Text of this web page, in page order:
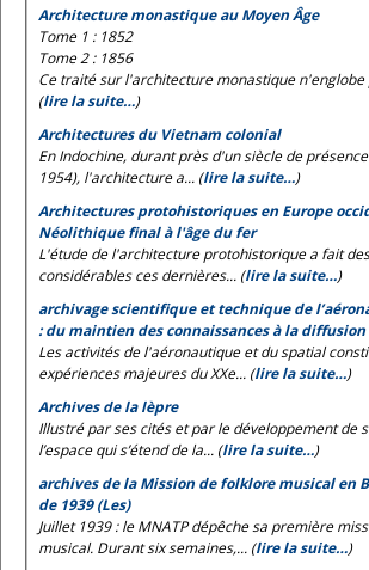
Architecture monastique au Moyen Âge
Tome 1 : 1852
Tome 2 : 1856
Ce traité sur l'architecture monastique n'englobe
(lire la suite…)
Architectures du Vietnam colonial
En Indochine, durant près d'un siècle de
1954), l'architecture a... (lire la suite…)
Architectures protohistoriques en Europe
Néolithique final à l'âge du fer
L'étude de l'architecture protohistorique a fait
considérables ces dernières... (lire la suite…)
archivage scientifique et technique de
: du maintien des connaissances à la diffusion
Les activités de l'aéronautique et du spatial
expériences majeures du XXe... (lire la suite…)
Archives de la lèpre
Illustré par ses cités et par le développement de
l’espace qui s’étend de la... (lire la suite…)
archives de la Mission de folklore musical en
de 1939 (Les)
Juillet 1939 : le MNATP dépêche sa première
musical. Durant six semaines,... (lire la suite…)